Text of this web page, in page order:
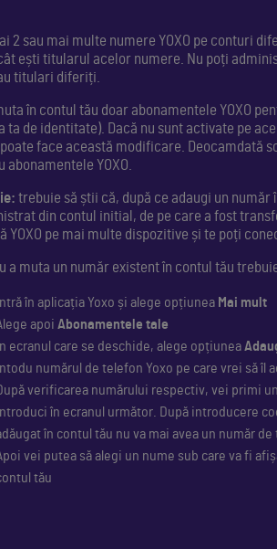
2 sau mai multe numere YOXO pe conturi
ești titularul acelor numere. Nu poți
titulari diferiți.
în contul tău doar abonamentele YOXO
ta de identitate). Dacă nu sunt activate pe
face această modificare. Deocamdată
abonamentele YOXO.
trebuie să știi că, după ce adaugi un număr
din contul initial, de pe care a fost
YOXO pe mai multe dispozitive și te poți
a muta un număr existent în contul tău
în aplicația Yoxo și alege opțiunea Mai mult
apoi Abonamentele tale
ecranul care se deschide, alege opțiunea
numărul de telefon Yoxo pe care vrei să îl
verificarea numărului respectiv, vei primi
în ecranul următor. După introducere
în contul tău nu va mai avea un număr de
vei putea să alegi un nume sub care va fi
tău